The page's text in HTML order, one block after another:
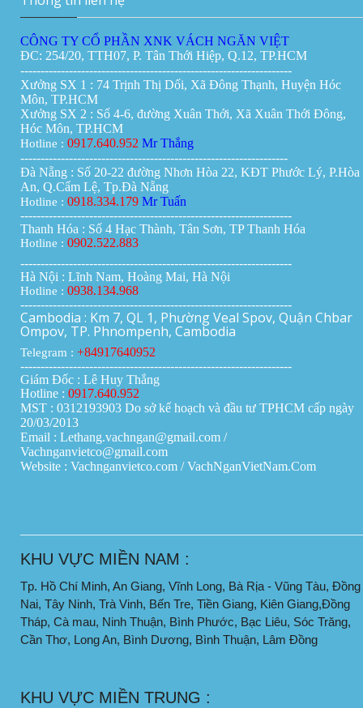
CÔNG TY CỔ PHẦN XNK VÁCH NGĂN VIỆT
ĐC: 254/20, TTH07, P. Tân Thới Hiệp, Q.12, TP.HCM
-------------------------------------------------------------------
Xưởng SX 1 : 74 Trịnh Thị Dối, Xã Đông Thạnh, Huyện Hóc
Môn, TP.HCM
Xưởng SX 2 : Số 4-6, đường Xuân Thới, Xã Xuân Thới Đông,
Hóc Môn, TP.HCM
Hotline : 0917.640.952 Mr Thắng
------------------------------------------------------------------
Đà Nẵng : Số 20-22 đường Nhơn Hòa 22, KĐT Phước Lý, P.Hòa
An, Q.Cẩm Lệ, Tp.Đà Nẵng
Hotline : 0918.334.179 Mr Tuấn
-------------------------------------------------------------------
Thanh Hóa : Số 4 Hạc Thành, Tân Sơn, TP Thanh Hóa
Hotline : 0902.522.883
-------------------------------------------------------------------
Hà Nội : Lĩnh Nam, Hoàng Mai, Hà Nội
Hotline : 0938.134.968
-------------------------------------------------------------------
Cambodia : Km 7, QL 1, Phường Veal Spov, Quận Chbar
Ompov, TP. Phnompenh, Cambodia
Telegram : +84917640952
-------------------------------------------------------------------
Giám Đốc : Lê Huy Thắng
Hotline : 0917.640.952
MST : 0312193903 Do sở kế hoạch và đầu tư TPHCM cấp ngày
20/03/2013
Email : Lethang.vachngan@gmail.com /
Vachnganvietco@gmail.com
Website : Vachnganvietco.com /VachNganVietNam.Com
KHU VỰC MIỀN NAM :
Tp. Hồ Chí Minh, An Giang, Vĩnh Long, Bà Rịa - Vũng Tàu, Đồng
Nai, Tây Ninh, Trà Vinh, Bến Tre, Tiền Giang, Kiên Giang,Đồng
Tháp, Cà mau, Ninh Thuận, Bình Phước, Bạc Liêu, Sóc Trăng,
Cần Thơ, Long An, Bình Dương, Bình Thuận, Lâm Đồng
KHU VỰC MIỀN TRUNG :